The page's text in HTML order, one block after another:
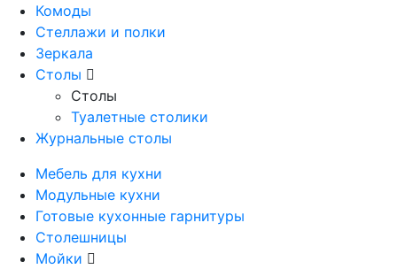
Комоды
Стеллажи и полки
Зеркала
Столы
Столы
Туалетные столики
Журнальные столы
Мебель для кухни
Модульные кухни
Готовые кухонные гарнитуры
Столешницы
Мойки